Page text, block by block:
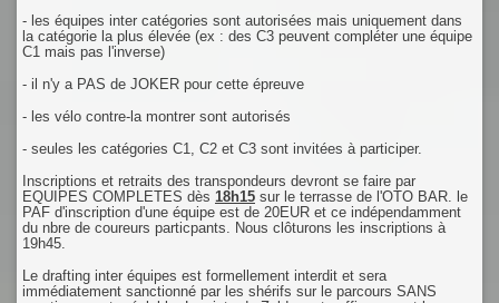
- les équipes inter catégories sont autorisées mais uniquement dans
la catégorie la plus élevée (ex : des C3 peuvent compléter une équipe
C1 mais pas l'inverse)
- il n'y a PAS de JOKER pour cette épreuve
- les vélo contre-la montrer sont autorisés
- seules les catégories C1, C2 et C3 sont invitées à participer.
Inscriptions et retraits des transpondeurs devront se faire par
EQUIPES COMPLETES dès 18h15 sur le terrasse de l'OTO BAR. le
PAF d'inscription d'une équipe est de 20EUR et ce indépendamment
du nbre de coureurs particpants. Nous clôturons les inscriptions à
19h45.
Le drafting inter équipes est formellement interdit et sera
immédiatement sanctionné par les shérifs sur le parcours SANS